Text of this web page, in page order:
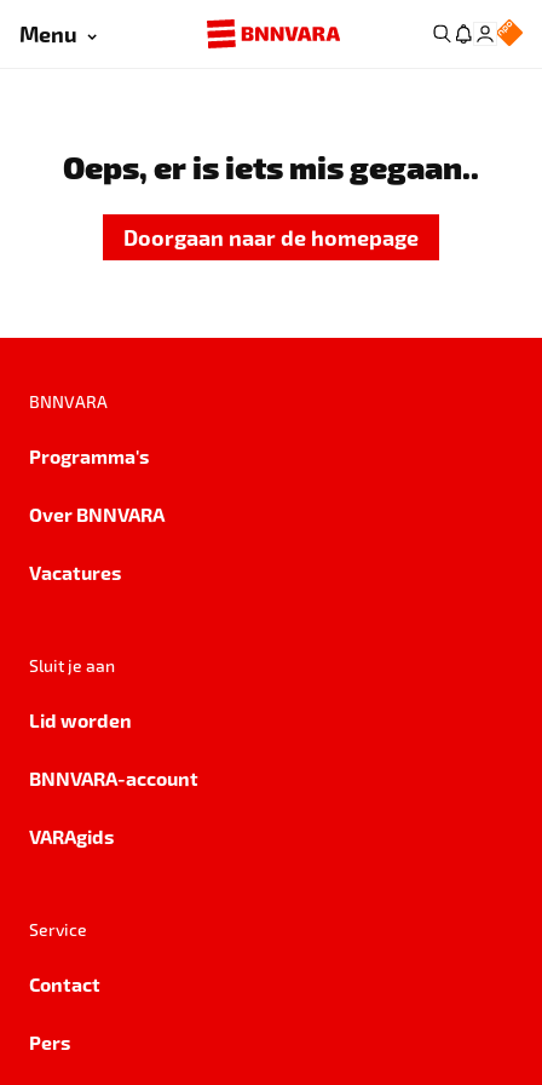
Menu
Oeps, er is iets mis gegaan..
Doorgaan naar de homepage
BNNVARA
Programma's
Over BNNVARA
Vacatures
Sluit je aan
Lid worden
BNNVARA-account
VARAgids
Service
Contact
Pers